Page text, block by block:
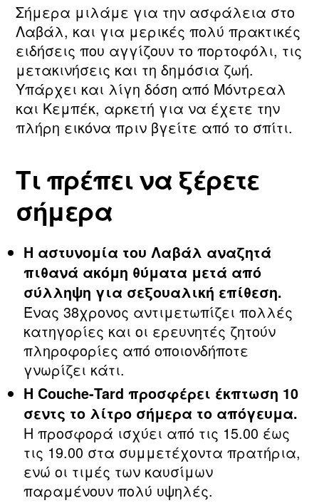
Σήμερα μιλάμε για την ασφάλεια στο
Λαβάλ, και για μερικές πολύ πρακτικές
ειδήσεις που αγγίζουν το πορτοφόλι, τις
μετακινήσεις και τη δημόσια ζωή.
Υπάρχει και λίγη δόση από Μόντρεαλ
και Κεμπέκ, αρκετή για να έχετε την
πλήρη εικόνα πριν βγείτε από το σπίτι.
Τι πρέπει να ξέρετε
σήμερα
Η αστυνομία του Λαβάλ αναζητά
πιθανά ακόμη θύματα μετά από
σύλληψη για σεξουαλική επίθεση.
Ένας 38χρονος αντιμετωπίζει πολλές
κατηγορίες και οι ερευνητές ζητούν
πληροφορίες από οποιονδήποτε
γνωρίζει κάτι.
Η Couche‑Tard προσφέρει έκπτωση 10
σεντς το λίτρο σήμερα το απόγευμα.
Η προσφορά ισχύει από τις 15.00 έως
τις 19.00 στα συμμετέχοντα πρατήρια,
ενώ οι τιμές των καυσίμων
παραμένουν πολύ υψηλές.